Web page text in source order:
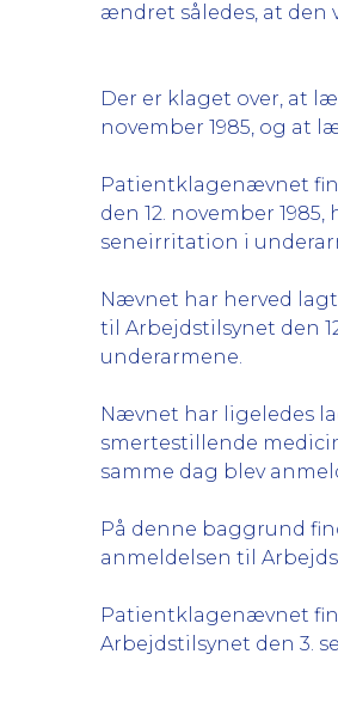
ændret således, at den
Der er klaget over, at
november 1985, og at
Patientklagenævnet
den 12. november
seneirritation i
Nævnet har herved
til Arbejdstilsynet den
underarmene.
Nævnet har ligeledes
smertestillende
samme dag blev
På denne baggrund
anmeldelsen til
Patientklagenævnet
Arbejdstilsynet den 3.